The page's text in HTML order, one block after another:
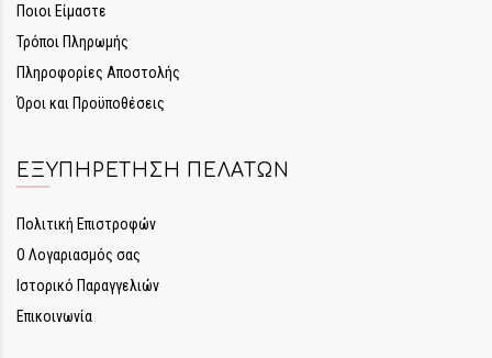
Ποιοι Είμαστε
Τρόποι Πληρωμής
Πληροφορίες Αποστολής
Όροι και Προϋποθέσεις
ΕΞΥΠΗΡΈΤΗΣΗ ΠΕΛΑΤΏΝ
Πολιτική Επιστροφών
Ο Λογαριασμός σας
Ιστορικό Παραγγελιών
Επικοινωνία